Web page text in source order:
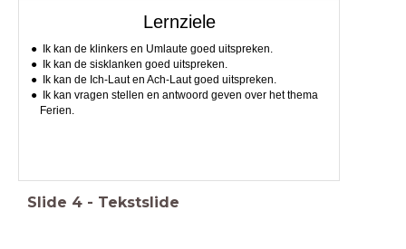
Lernziele
Ik kan de klinkers en Umlaute goed uitspreken.
Ik kan de sisklanken goed uitspreken.
Ik kan de Ich-Laut en Ach-Laut goed uitspreken.
Ik kan vragen stellen en antwoord geven over het thema
Ferien.
Slide 4 - Tekstslide